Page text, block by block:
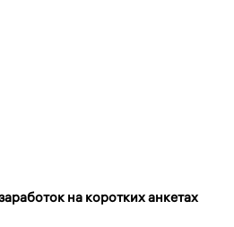
на коротких анкетах